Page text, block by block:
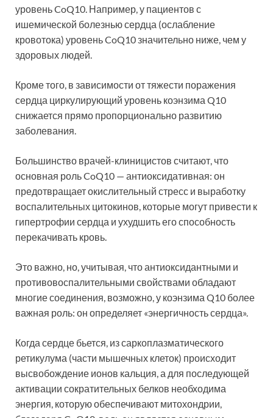
уровень CoQ10. Например, у пациентов с
ишемической болезнью сердца (ослабление
кровотока) уровень CoQ10 значительно ниже, чем у
здоровых людей.
Кроме того, в зависимости от тяжести поражения
сердца циркулирующий уровень коэнзима Q10
снижается прямо пропорционально развитию
заболевания.
Большинство врачей-клиницистов считают, что
основная роль CoQ10 — антиоксидативная: он
предотвращает окислительный стресс и выработку
воспалительных цитокинов, которые могут привести к
гипертрофии сердца и ухудшить его способность
перекачивать кровь.
Это важно, но, учитывая, что антиоксидантными и
противовоспалительными свойствами обладают
многие соединения, возможно, у коэнзима Q10 более
важная роль: он определяет «энергичность сердца».
Когда сердце бьется, из саркоплазматического
ретикулума (части мышечных клеток) происходит
высвобождение ионов кальция, а для последующей
активации сократительных белков необходима
энергия, которую обеспечивают митохондрии,